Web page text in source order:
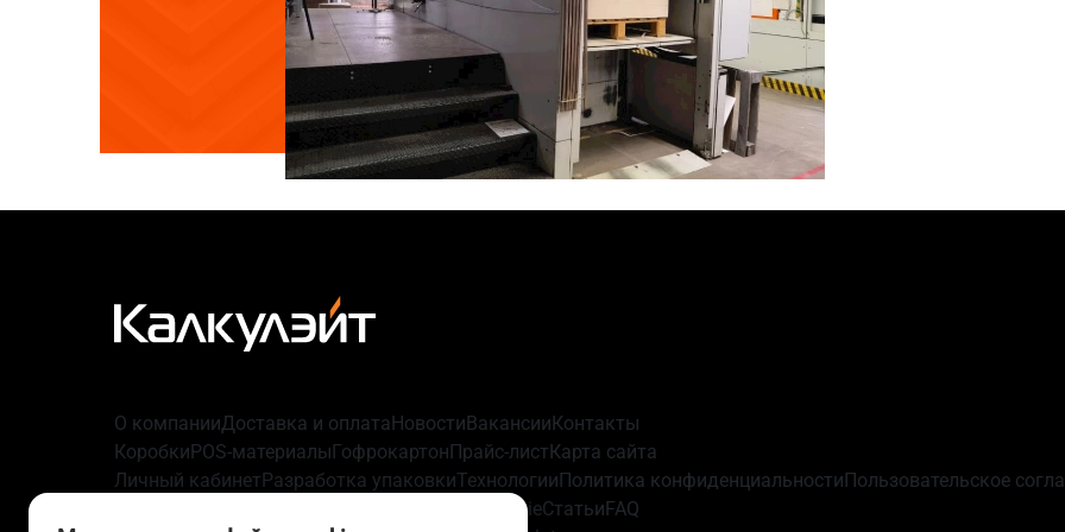
О компанииДоставка и оплатаНовостиВакансииКонтакты
КоробкиPOS-материалыГофрокартонПрайс-листКарта сайта
Личный кабинетРазработка упаковкиТехнологииПолитика конфиденциальностиПользовательское
Политика использования файлов cookieСтатьиFAQ